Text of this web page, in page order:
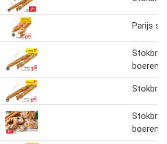
Parijs
boeren
boeren